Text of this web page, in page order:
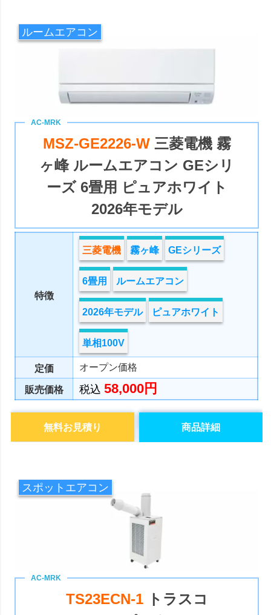
ルームエアコン
MSZ-GE2226-W 三菱電機 霧
ヶ峰 ルームエアコン GEシリ
ーズ 6畳用 ピュアホワイト
2026年モデル
特徴
三菱電機 霧ヶ峰 GEシリーズ
6畳用 ルームエアコン
2026年モデル ピュアホワイト
単相100V
定価 オープン価格
販売価格 税込58,000円
商品詳細
無料お見積り
スポットエアコン
TS23ECN-1
トラスコ